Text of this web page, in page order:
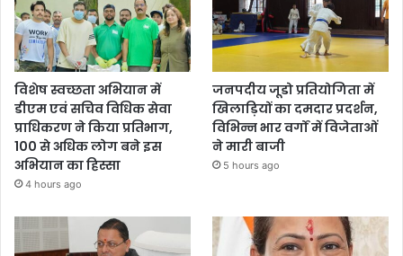
विशेष स्वच्छता अभियान में
डीएम एवं सचिव विधिक सेवा
प्राधिकरण ने किया प्रतिभाग,
100 से अधिक लोग बने इस
अभियान का हिस्सा
4 hours ago
जनपदीय जूडो प्रतियोगिता में
खिलाड़ियों का दमदार प्रदर्शन,
विभिन्न भार वर्गों में विजेताओं
ने मारी बाजी
5 hours ago